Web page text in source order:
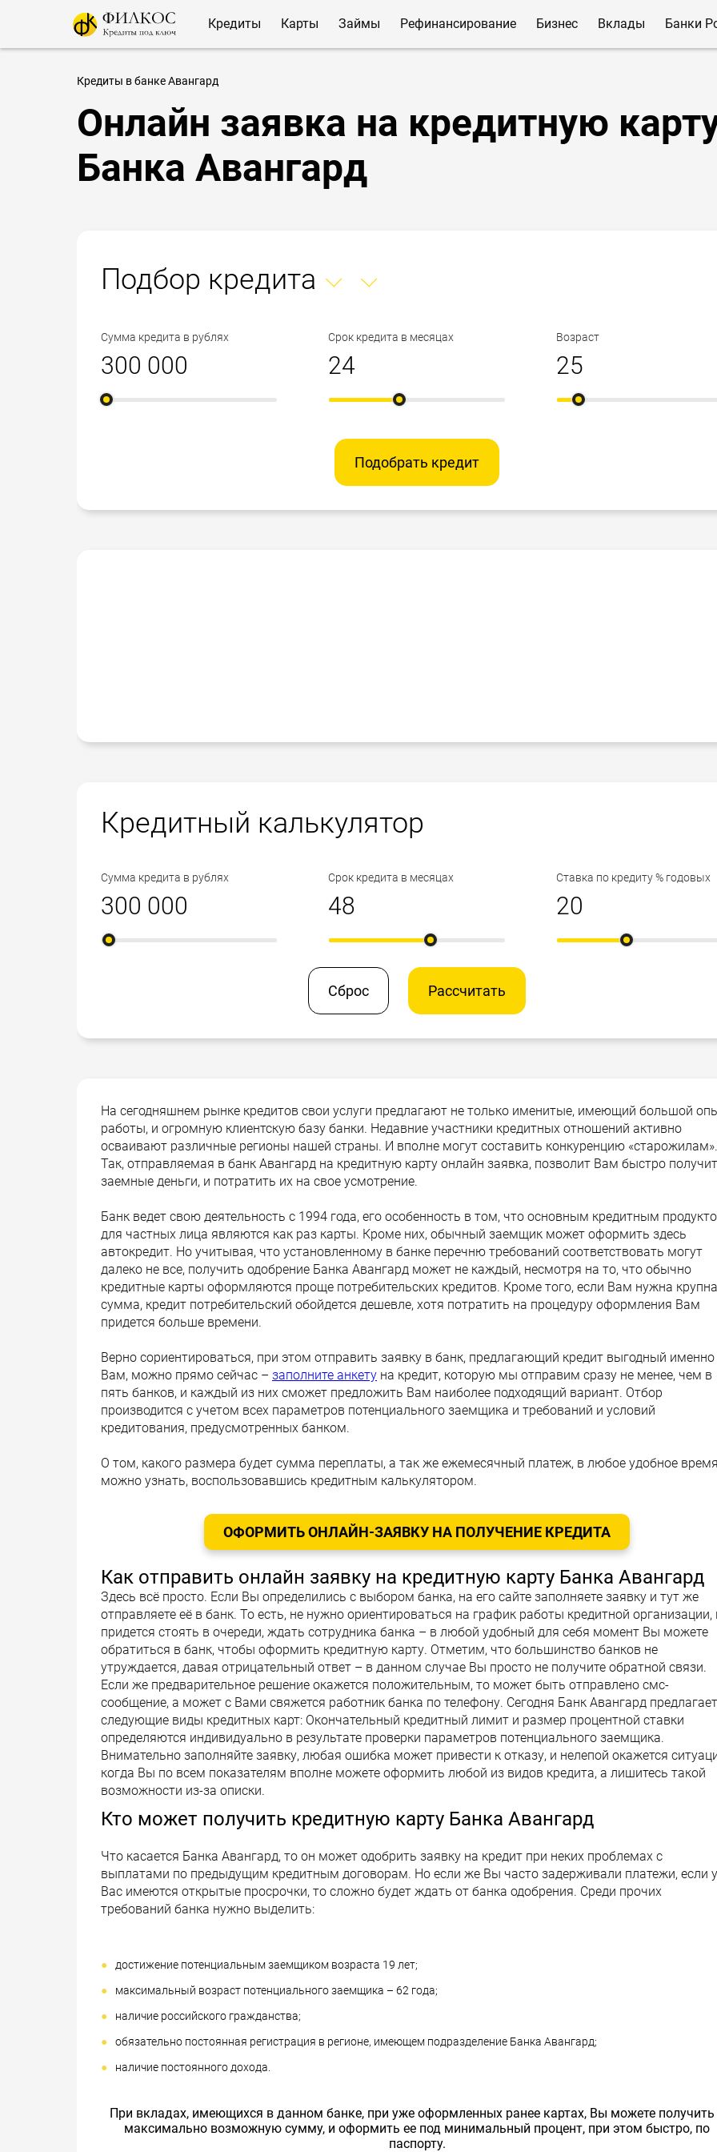
Кредиты Карты Займы Рефинансирование Бизнес Вклады Банки
Кредиты в банке Авангард
Онлайн заявка на кредитную
Банка Авангард
Подбор кредита
Сумма кредита в рублях Срок кредита в месяцах Возраст
Подобрать кредит
Кредитный калькулятор
Сумма кредита в рублях Срок кредита в месяцах Ставка по кредиту % годовых
Сброс Рассчитать
На сегодняшнем рынке кредитов свои услуги предлагают не только именитые, имеющий большой
работы, и огромную клиентскую базу банки. Недавние участники кредитных отношений активно
осваивают различные регионы нашей страны. И вполне могут составить конкуренцию «старожилам».
Так, отправляемая в банк Авангард на кредитную карту онлайн заявка, позволит Вам быстро
заемные деньги, и потратить их на свое усмотрение.
Банк ведет свою деятельность с 1994 года, его особенность в том, что основным кредитным
для частных лица являются как раз карты. Кроме них, обычный заемщик может оформить здесь
автокредит. Но учитывая, что установленному в банке перечню требований соответствовать могут
далеко не все, получить одобрение Банка Авангард может не каждый, несмотря на то, что обычно
кредитные карты оформляются проще потребительских кредитов. Кроме того, если Вам нужна
сумма, кредит потребительский обойдется дешевле, хотя потратить на процедуру оформления Вам
придется больше времени.
Верно сориентироваться, при этом отправить заявку в банк, предлагающий кредит выгодный именно
Вам, можно прямо сейчас – заполните анкету на кредит, которую мы отправим сразу не менее, чем в
пять банков, и каждый из них сможет предложить Вам наиболее подходящий вариант. Отбор
производится с учетом всех параметров потенциального заемщика и требований и условий
кредитования, предусмотренных банком.
О том, какого размера будет сумма переплаты, а так же ежемесячный платеж, в любое удобное
можно узнать, воспользовавшись кредитным калькулятором.
ОФОРМИТЬ ОНЛАЙН-ЗАЯВКУ НА ПОЛУЧЕНИЕ КРЕДИТА
Как отправить онлайн заявку на кредитную карту Банка Авангард
Здесь всё просто. Если Вы определились с выбором банка, на его сайте заполняете заявку и тут же
отправляете её в банк. То есть, не нужно ориентироваться на график работы кредитной организации,
придется стоять в очереди, ждать сотрудника банка – в любой удобный для себя момент Вы можете
обратиться в банк, чтобы оформить кредитную карту. Отметим, что большинство банков не
утруждается, давая отрицательный ответ – в данном случае Вы просто не получите обратной связи.
Если же предварительное решение окажется положительным, то может быть отправлено смс-
сообщение, а может с Вами свяжется работник банка по телефону. Сегодня Банк Авангард предлагает
следующие виды кредитных карт: Окончательный кредитный лимит и размер процентной ставки
определяются индивидуально в результате проверки параметров потенциального заемщика.
Внимательно заполняйте заявку, любая ошибка может привести к отказу, и нелепой окажется
когда Вы по всем показателям вполне можете оформить любой из видов кредита, а лишитесь такой
возможности из-за описки.
Кто может получить кредитную карту Банка Авангард
Что касается Банка Авангард, то он может одобрить заявку на кредит при неких проблемах с
выплатами по предыдущим кредитным договорам. Но если же Вы часто задерживали платежи, если у
Вас имеются открытые просрочки, то сложно будет ждать от банка одобрения. Среди прочих
требований банка нужно выделить:
достижение потенциальным заемщиком возраста 19 лет;
максимальный возраст потенциального заемщика – 62 года;
наличие российского гражданства;
обязательно постоянная регистрация в регионе, имеющем подразделение Банка Авангард;
наличие постоянного дохода.
При вкладах, имеющихся в данном банке, при уже оформленных ранее картах, Вы можете получить
максимально возможную сумму, и оформить ее под минимальный процент, при этом быстро, по
паспорту.